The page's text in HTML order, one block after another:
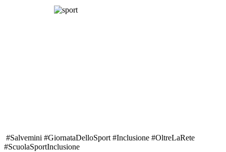
#Salvemini #GiornataDelloSport #Inclusione #OltreLaRete
#ScuolaSportInclusione